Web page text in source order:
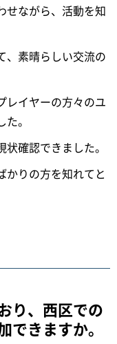
せながら、活動を知
、素晴らしい交流の
レイヤーの方々のユ
。
確認できました。
かりの方を知れてと
り、西区での
きますか。